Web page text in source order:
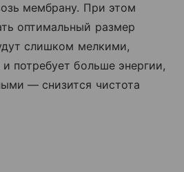
мембрану. При этом
оптимальный размер
слишком мелкими,
потребует больше энергии,
— снизится чистота